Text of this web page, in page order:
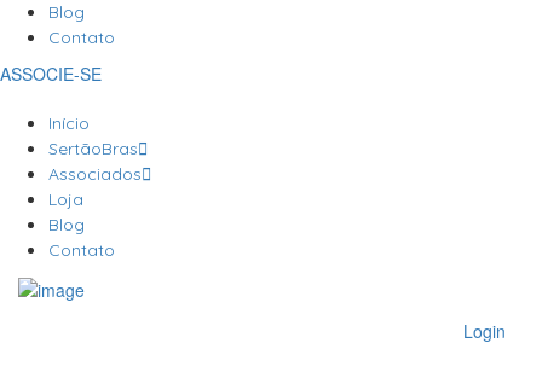
Blog
Contato
ASSOCIE-SE
Início
SertãoBras
Associados
Loja
Blog
Contato
Login